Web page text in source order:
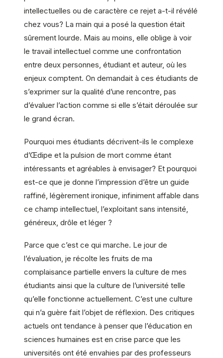
intellectuelles ou de caractère ce rejet a-t-il révélé
chez vous? La main qui a posé la question était
sûrement lourde. Mais au moins, elle oblige à voir
le travail intellectuel comme une confrontation
entre deux personnes, étudiant et auteur, où les
enjeux comptent. On demandait à ces étudiants de
s’exprimer sur la qualité d’une rencontre, pas
d’évaluer l’action comme si elle s’était déroulée sur
le grand écran.
Pourquoi mes étudiants décrivent-ils le complexe
d’Œdipe et la pulsion de mort comme étant
intéressants et agréables à envisager? Et pourquoi
est-ce que je donne l’impression d’être un guide
raffiné, légèrement ironique, infiniment affable dans
ce champ intellectuel, l’exploitant sans intensité,
généreux, drôle et léger ?
Parce que c’est ce qui marche. Le jour de
l’évaluation, je récolte les fruits de ma
complaisance partielle envers la culture de mes
étudiants ainsi que la culture de l’université telle
qu’elle fonctionne actuellement. C’est une culture
qui n’a guère fait l’objet de réflexion. Des critiques
actuels ont tendance à penser que l’éducation en
sciences humaines est en crise parce que les
universités ont été envahies par des professeurs